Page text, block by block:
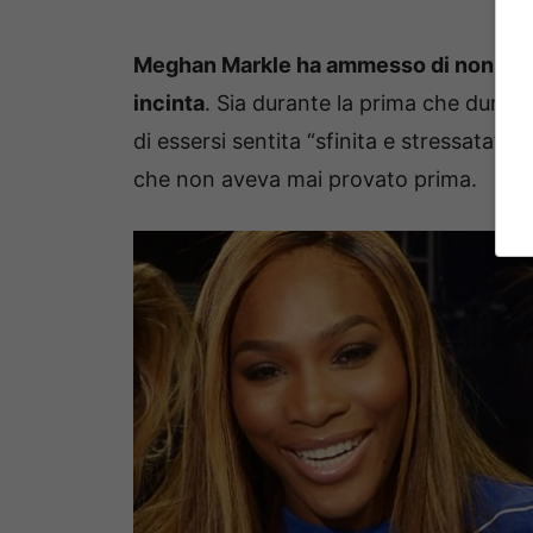
Meghan Markle ha ammesso di non
incinta. Sia durante la prima che
di essersi sentita “sfinita e stressata”,
che non aveva mai provato prima.